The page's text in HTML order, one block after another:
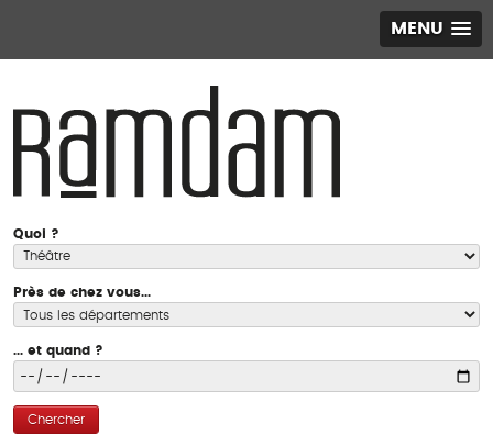
MENU
Quoi ?
Près de chez vous...
... et quand ?
Chercher